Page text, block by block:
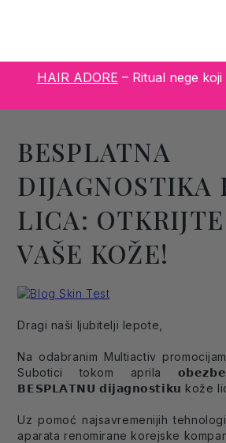
HAIR ADORE – Ritual nege
BESPLATNA
DIJAGNOSTIKA
LICA:
VAŠE KOŽE!
Dragi naši ljubitelji lepote,
Na odabranim Multiactiv
Subotici tokom aprila
𝗕𝗘𝗦𝗣𝗟𝗔𝗧𝗡𝗨 𝗱𝗶𝗷𝗮𝗴𝗻𝗼𝘀𝘁𝗶𝗸𝘂 kože
Uz pomoć najsavremenijih
aparata renomirane korejske